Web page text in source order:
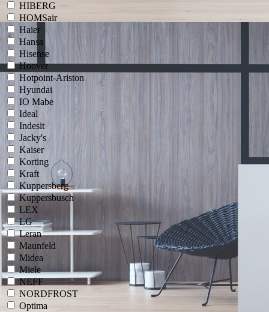
HIBERG
HOMSair
Haier
Hansa
Hisense
Hoover
Hotpoint-Ariston
Hyundai
IO Mabe
Ideal
Indesit
Jacky's
Kaiser
Korting
Kraft
Kuppersberg
Kuppersbusch
LEX
LG
Leran
Maunfeld
Midea
Miele
NEFF
NORDFROST
Optima